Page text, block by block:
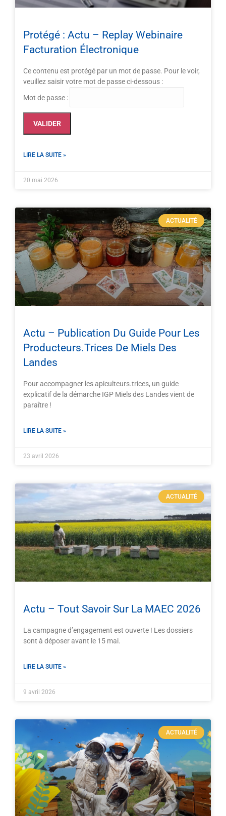
Protégé : Actu – Replay Webinaire
Facturation Électronique
Ce contenu est protégé par un mot de passe. Pour le voir,
veuillez saisir votre mot de passe ci-dessous :
Mot de passe :
LIRE LA SUITE »
20 mai 2026
ACTUALITÉ
Actu – Publication Du Guide Pour Les
Producteurs.trices De Miels Des
Landes
Pour accompagner les apiculteurs.trices, un guide
explicatif de la démarche IGP Miels des Landes vient de
paraître !
LIRE LA SUITE »
23 avril 2026
ACTUALITÉ
Actu – Tout Savoir Sur La MAEC 2026
La campagne d’engagement est ouverte ! Les dossiers
sont à déposer avant le 15 mai.
LIRE LA SUITE »
9 avril 2026
ACTUALITÉ